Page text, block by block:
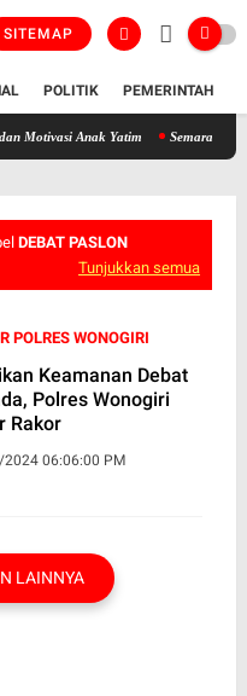
SITEMAP
POLITIK PEMERINTAH
Motivasi Anak Yatim Semarak HUT
DEBAT PASLON
Tunjukkan semua
POLRES WONOGIRI
Keamanan Debat
Polres Wonogiri
Rakor
06:06:00 PM
LAINNYA